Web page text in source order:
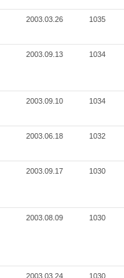
2003.03.26 1035
2003.09.13 1034
2003.09.10 1034
2003.06.18 1032
2003.09.17 1030
2003.08.09 1030
2003.03.24 1030